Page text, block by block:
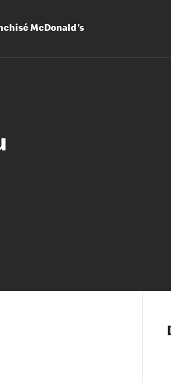
McDonald's
Les
Notre
Nos